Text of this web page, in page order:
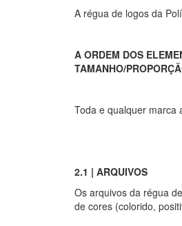
A régua de logos da
A ORDEM DOS
TAMANHO/
Toda e qualquer marca
2.1 | ARQUIVOS
Os arquivos da régua
de cores (colorido,